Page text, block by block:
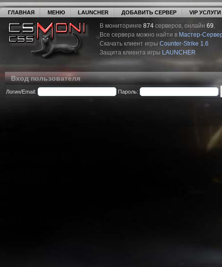
ГЛАВНАЯ МЕНЮ LAUNCHER ДОБАВИТЬ СЕРВЕР VIP УСЛУГИ
В мониторинге 874 серверов, онлайн 69,
Все сервера можно найти в Мастер-
Скачать клиент игры Counter-Strike 1.6
Защита клиента игры LAUNCHER
Вход пользователя
Логин/Email: Пароль: